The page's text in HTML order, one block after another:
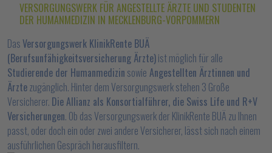
VERSORGUNGSWERK FÜR ANGESTELLTE ÄRZTE UND STUDENTEN
DER HUMANMEDIZIN IN MECKLENBURG-VORPOMMERN
DasVersorgungswerk KlinikRente BUÄ
(Berufsunfähigkeitsversicherung Ärzte)ist möglich für alle
Studierende der Humanmedizin sowie Angestellten Ärztinnen und
Ärztezugänglich. Hinter dem Versorgungswerk stehen 3 Große
Versicherer. Die Allianz als Konsortialführer, die Swiss Life und R+V
Versicherungen. Ob das Versorgungswerk der KlinikRente BUÄ zu Ihnen
passt, oder doch ein oder zwei andere Versicherer, lässt sich nach einem
ausführlichen Gespräch herausfiltern.